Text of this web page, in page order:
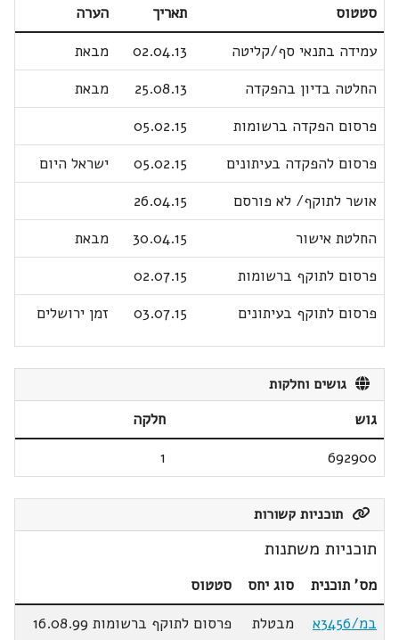
סטטוס תאריך
הערה
עמידה בתנאי סף/קליטה
02.04.13
מבאת
החלטה בדיון בהפקדה
25.08.13
מבאת
פרסום הפקדה ברשומות
05.02.15
פרסום להפקדה בעיתונים
05.02.15
ישראל היום
אושר לתוקף/ לא פורסם
26.04.15
החלטת אישור
30.04.15
מבאת
פרסום לתוקף ברשומות
02.07.15
פרסום לתוקף בעיתונים
03.07.15 זמן ירושלים
גושים וחלקות
גוש
חלקה
692900
1
תוכניות קשורות
תוכניות משתנות
מס' תוכנית סוג יחס
סטטוס
במ/3456א
מבטלת
פרסום לתוקף ברשומות 16.08.99